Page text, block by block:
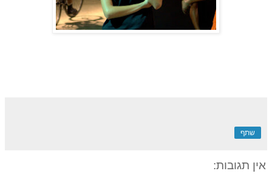
שתף
אין תגובות: